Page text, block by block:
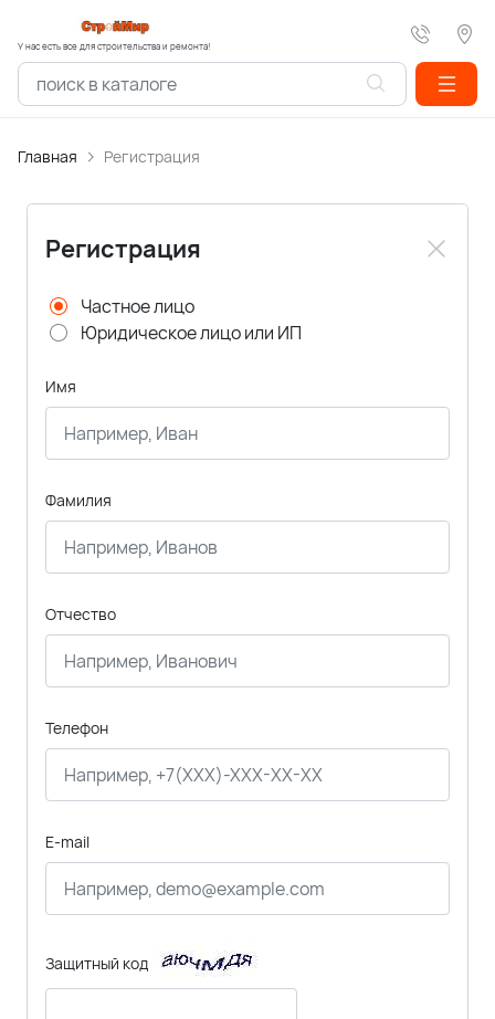
У нас есть все для строительства и ремонта!
Главная Регистрация
Регистрация
Частное лицо
Юридическое лицо или ИП
Имя
Фамилия
Отчество
Телефон
E-mail
Защитный код